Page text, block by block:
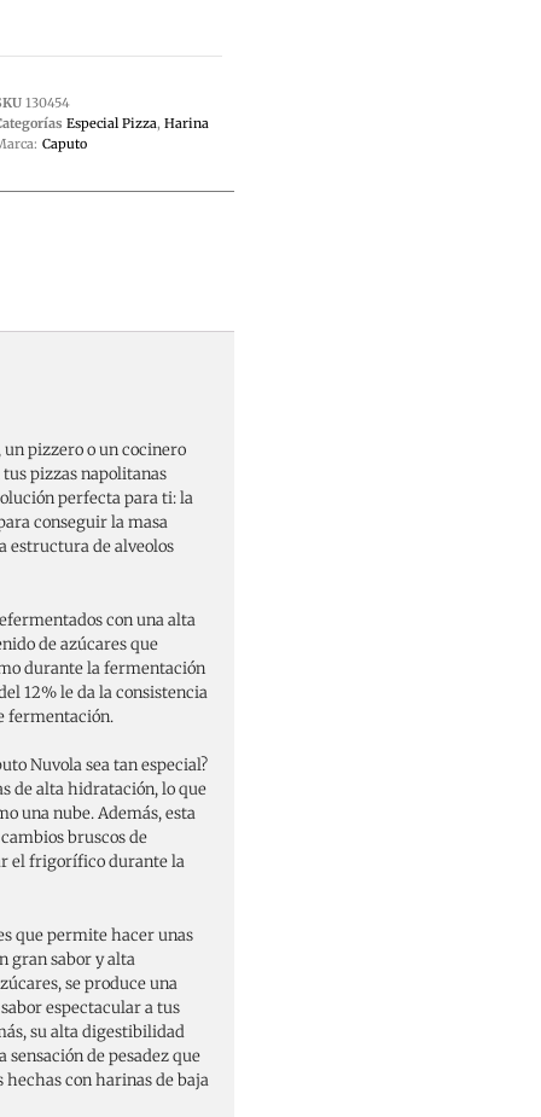
130454
Especial Pizza, Harina
Caputo
un pizzero o un cocinero
pizzas napolitanas
perfecta para ti: la
conseguir la masa
estructura de alveolos
con una alta
de azúcares que
durante la fermentación
12% le da la consistencia
fermentación.
Nuvola sea tan especial?
de alta hidratación, lo que
una nube. Además, esta
bruscos de
el frigorífico durante la
que permite hacer unas
gran sabor y alta
se produce una
espectacular a tus
su alta digestibilidad
sensación de pesadez que
hechas con harinas de baja